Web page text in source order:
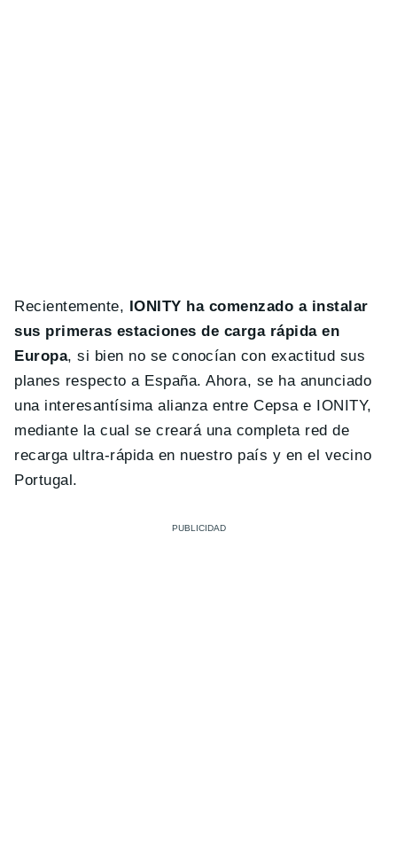
Recientemente,
IONITY ha comenzado a instalar
sus primeras estaciones de carga rápida en
Europa, si bien no se conocían con exactitud sus
planes respecto a España. Ahora, se ha anunciado
una interesantísima alianza entre Cepsa e IONITY,
mediante la cual se creará una completa red de
recarga ultra-rápida en nuestro país y en el vecino
Portugal.